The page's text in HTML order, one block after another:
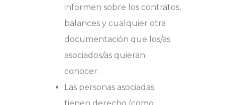
informen sobre los contratos,
balances y cualquier otra
documentación que los/as
asociados/as quieran
conocer.
Las personas asociadas